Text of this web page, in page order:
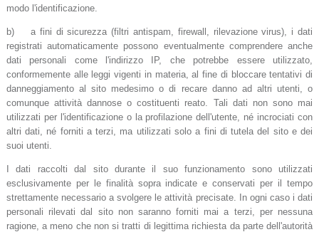
modo l'identificazione.
b) a fini di sicurezza (filtri antispam, firewall, rilevazione virus), i dati
registrati automaticamente possono eventualmente comprendere anche
dati personali come l'indirizzo IP, che potrebbe essere utilizzato,
conformemente alle leggi vigenti in materia, al fine di bloccare tentativi di
danneggiamento al sito medesimo o di recare danno ad altri utenti, o
comunque attività dannose o costituenti reato. Tali dati non sono mai
utilizzati per l'identificazione o la profilazione dell'utente, né incrociati con
altri dati, né forniti a terzi, ma utilizzati solo a fini di tutela del sito e dei
suoi utenti.
I dati raccolti dal sito durante il suo funzionamento sono utilizzati
esclusivamente per le finalità sopra indicate e conservati per il tempo
strettamente necessario a svolgere le attività precisate. In ogni caso i dati
personali rilevati dal sito non saranno forniti mai a terzi, per nessuna
ragione, a meno che non si tratti di legittima richiesta da parte dell'autorità